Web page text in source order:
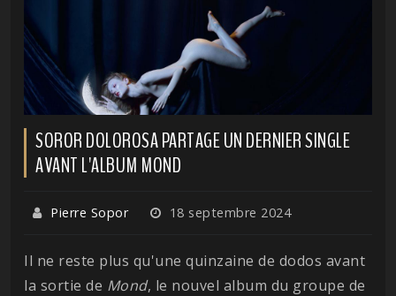
SOROR DOLOROSA PARTAGE UN DERNIER SINGLE
AVANT L'ALBUM MOND
Pierre Sopor 18 septembre 2024
Il ne reste plus qu'une quinzaine de dodos avant
la sortie de Mond, le nouvel album du groupe de